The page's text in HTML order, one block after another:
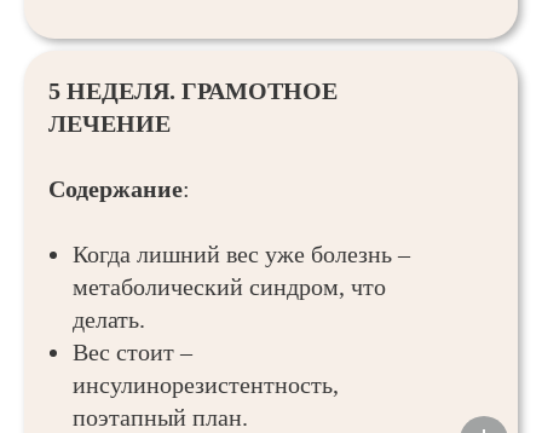
5 НЕДЕЛЯ. ГРАМОТНОЕ
ЛЕЧЕНИЕ
Содержание:
Когда лишний вес уже болезнь –
метаболический синдром, что
делать.
Вес стоит –
инсулинорезистентность,
поэтапный план.